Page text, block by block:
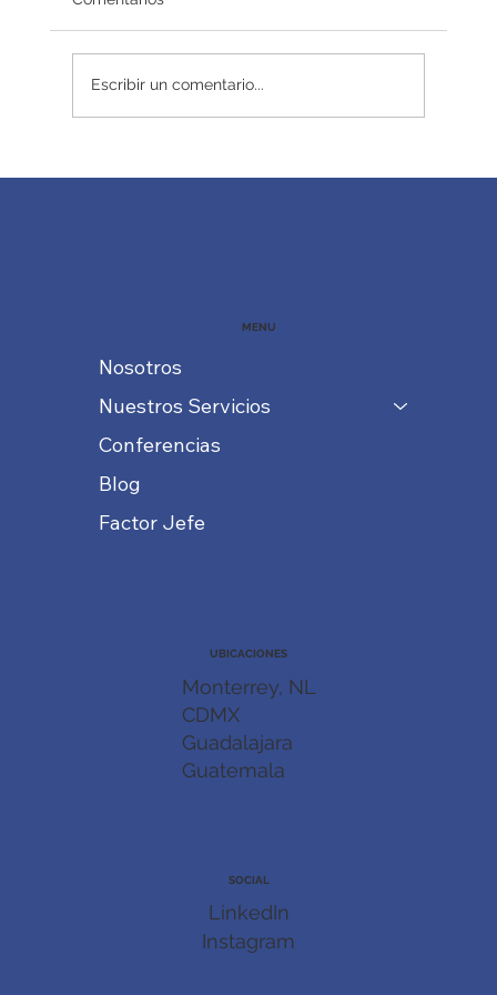
Escribir un comentario...
MENU
Nosotros
Nuestros Servicios
Conferencias
Blog
Factor Jefe
Monterrey, NL
CDMX
Guadalajara
Guatemala
UBICACIONES
LinkedIn
SOCIAL
Instagram